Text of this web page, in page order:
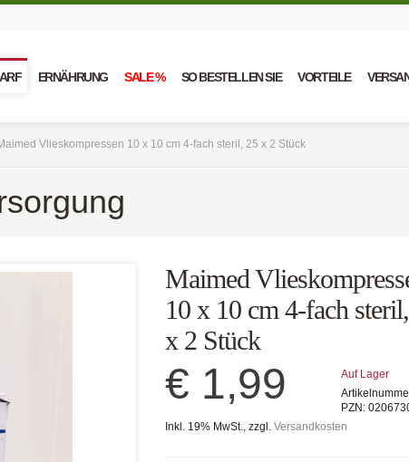
ERNÄHRUNG SALE % SO BESTELLEN SIE VORTEILE
Vlieskompressen 10 x 10 cm 4-fach steril, 25 x 2 Stück
Maimed
10 x 10 cm 4-fach
x 2 Stück
€ 1,99
Inkl. 19% MwSt., zzgl. Versandkosten
Auf Lager
PZN: